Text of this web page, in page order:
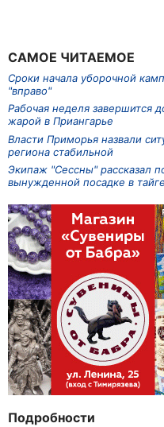
САМОЕ ЧИТАЕМОЕ
Сроки начала уборочной
"вправо"
Рабочая неделя завершится
жарой в Приангарье
Власти Приморья назвали
региона стабильной
Экипаж "Сессны" рассказал
вынужденной посадке в тайге
Подробности